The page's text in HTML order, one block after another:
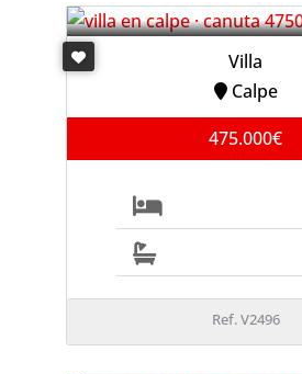
Villa
Calpe
475.000€
Ref. V2496